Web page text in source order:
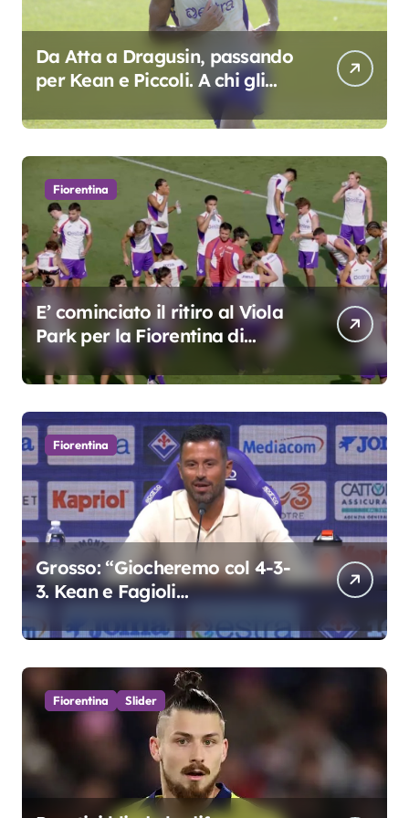
Da Atta a Dragusin, passando
per Kean e Piccoli. A chi gli
oscar del precampionato?
Fiorentina
E’ cominciato il ritiro al Viola
Park per la Fiorentina di
Grosso
Fiorentina
Grosso: “Giocheremo col 4-3-
3. Kean e Fagioli
colpo”
Fiorentina Slider